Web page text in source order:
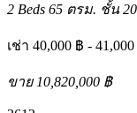
2 Beds 65 ตรม. ชั้น 20
เช่า 40,000 ฿ -
ขาย 10,820,000 ฿